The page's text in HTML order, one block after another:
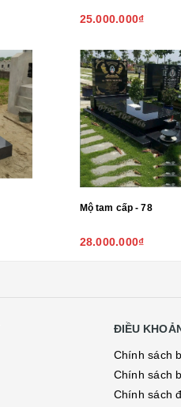
25.000.000₫
Mộ tam cấp - 78
28.000.000₫
ĐIỀU
Chính sách
Chính sách
Chính sách